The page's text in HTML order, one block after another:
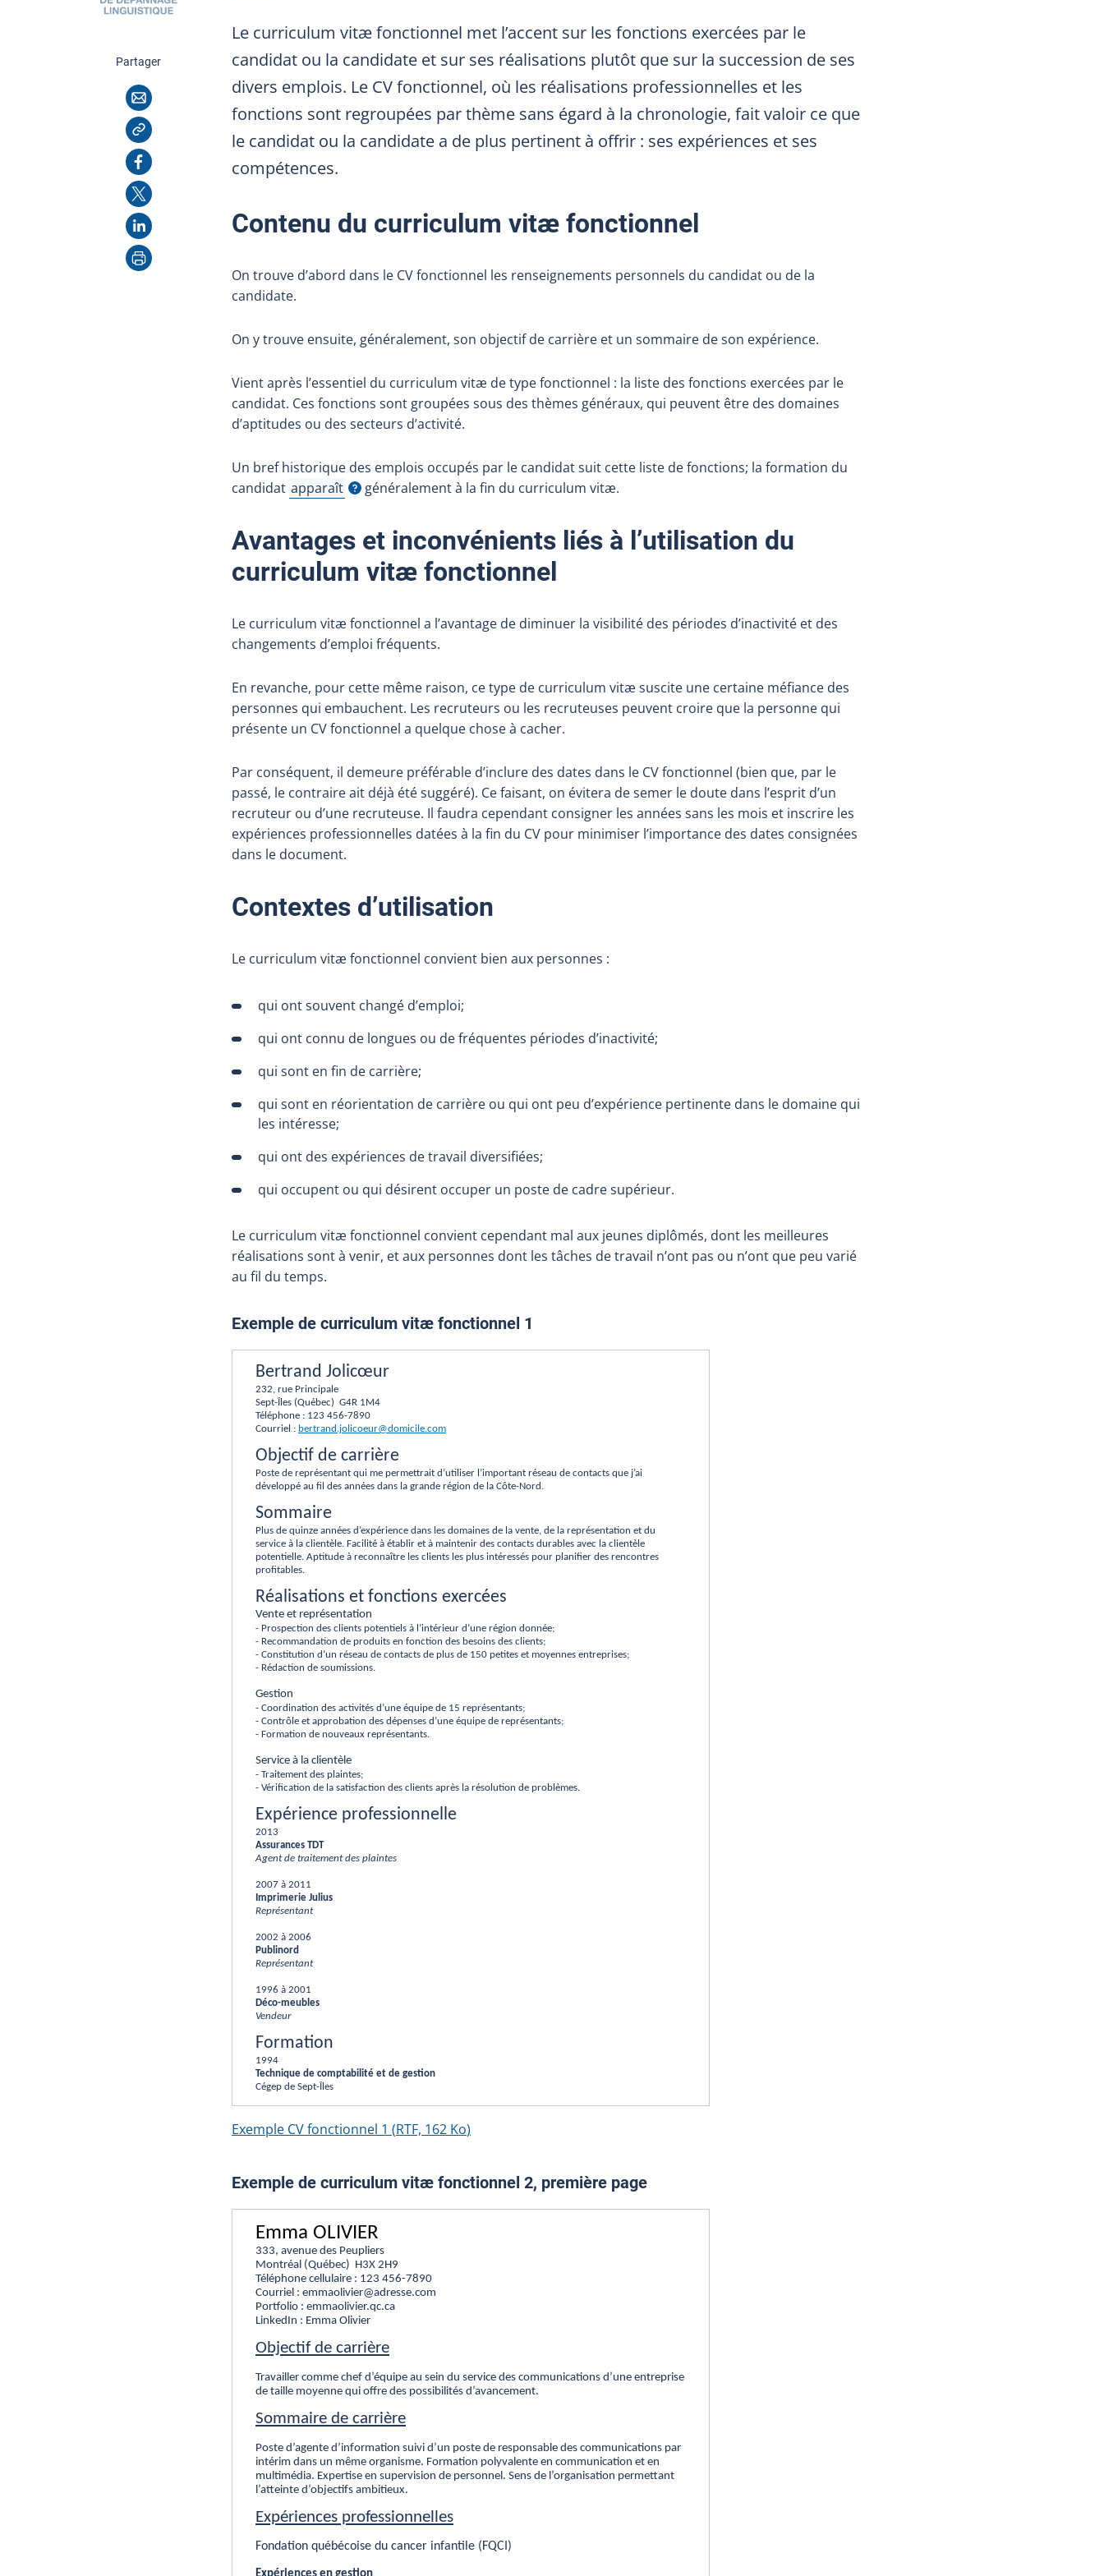
Partagercette page
Courriel
Copier l'adresse
Facebook
X
LinkedIn
Imprimer
Le curriculum vitæ fonctionnel met l’accent sur les fonctions exercées par le
candidat ou la candidate et sur ses réalisations plutôt que sur la succession de ses
divers emplois. Le CV fonctionnel, où les réalisations professionnelles et les
fonctions sont regroupées par thème sans égard à la chronologie, fait valoir ce que
le candidat ou la candidate a de plus pertinent à offrir : ses expériences et ses
compétences.
Contenu du curriculum vitæ fonctionnel
On trouve d’abord dans le CV fonctionnel les renseignements personnels du candidat ou de la
candidate.
On y trouve ensuite, généralement, son objectif de carrière et un sommaire de son expérience.
Vient après l’essentiel du curriculum vitæ de type fonctionnel : la liste des fonctions exercées par le
candidat. Ces fonctions sont groupées sous des thèmes généraux, qui peuvent être des domaines
d’aptitudes ou des secteurs d’activité.
Un bref historique des emplois occupés par le candidat suit cette liste de fonctions; la formation du
candidat apparaît
Afficher l'infobullegénéralement à la fin du curriculum vitæ.
Avantages et inconvénients liés à l’utilisation du
curriculum vitæ fonctionnel
Le curriculum vitæ fonctionnel a l’avantage de diminuer la visibilité des périodes d’inactivité et des
changements d’emploi fréquents.
En revanche, pour cette même raison, ce type de curriculum vitæ suscite une certaine méfiance des
personnes qui embauchent. Les recruteurs ou les recruteuses peuvent croire que la personne qui
présente un CV fonctionnel a quelque chose à cacher.
Par conséquent, il demeure préférable d’inclure des dates dans le CV fonctionnel (bien que, par le
passé, le contraire ait déjà été suggéré). Ce faisant, on évitera de semer le doute dans l’esprit d’un
recruteur ou d’une recruteuse. Il faudra cependant consigner les années sans les mois et inscrire les
expériences professionnelles datées à la fin du CV pour minimiser l’importance des dates consignées
dans le document.
Contextes d’utilisation
Le curriculum vitæ fonctionnel convient bien aux personnes :
qui ont souvent changé d’emploi;
qui ont connu de longues ou de fréquentes périodes d’inactivité;
qui sont en fin de carrière;
qui sont en réorientation de carrière ou qui ont peu d’expérience pertinente dans le domaine qui
les intéresse;
qui ont des expériences de travail diversifiées;
qui occupent ou qui désirent occuper un poste de cadre supérieur.
Le curriculum vitæ fonctionnel convient cependant mal aux jeunes diplômés, dont les meilleures
réalisations sont à venir, et aux personnes dont les tâches de travail n’ont pas ou n’ont que peu varié
au fil du temps.
Exemple de curriculum vitæ fonctionnel 1
Bertrand Jolicœur
232, rue Principale
Sept-Îles (Québec) G4R 1M4
Téléphone : 123 456-7890
Courriel : bertrand.jolicoeur@domicile.com
Objectif de carrière
Poste de représentant qui me permettrait d’utiliser l’important réseau de contacts que j’ai
développé au fil des années dans la grande région de la Côte-Nord.
Sommaire
Plus de quinze années d’expérience dans les domaines de la vente, de la représentation et du
service à la clientèle. Facilité à établir et à maintenir des contacts durables avec la clientèle
potentielle. Aptitude à reconnaître les clients les plus intéressés pour planifier des rencontres
profitables.
Réalisations et fonctions exercées
Vente et représentation
- Prospection des clients potentiels à l’intérieur d’une région donnée;
- Recommandation de produits en fonction des besoins des clients;
- Constitution d’un réseau de contacts de plus de 150 petites et moyennes entreprises;
- Rédaction de soumissions.
Gestion
- Coordination des activités d’une équipe de 15 représentants;
- Contrôle et approbation des dépenses d’une équipe de représentants;
- Formation de nouveaux représentants.
Service à la clientèle
- Traitement des plaintes;
- Vérification de la satisfaction des clients après la résolution de problèmes.
Expérience professionnelle
2013
Assurances TDT
Agent de traitement des plaintes
2007 à 2011
Imprimerie Julius
Représentant
2002 à 2006
Publinord
Représentant
1996 à 2001
Déco-meubles
Vendeur
Formation
1994
Technique de comptabilité et de gestion
Cégep de Sept-Îles
Exemple CV fonctionnel 1 (RTF, 162 Ko)
Exemple de curriculum vitæ fonctionnel 2, première page
Emma OLIVIER
333, avenue des Peupliers
Montréal (Québec) H3X 2H9
Téléphone cellulaire : 123 456-7890
Courriel : emmaolivier@adresse.com
Portfolio : emmaolivier.qc.ca
LinkedIn : Emma Olivier
Objectif de carrière
Travailler comme chef d’équipe au sein du service des communications d’une entreprise
de taille moyenne qui offre des possibilités d’avancement.
Sommaire de carrière
Poste d’agente d’information suivi d’un poste de responsable des communications par
intérim dans un même organisme. Formation polyvalente en communication et en
multimédia. Expertise en supervision de personnel. Sens de l’organisation permettant
l’atteinte d’objectifs ambitieux.
Expériences professionnelles
Fondation québécoise du cancer infantile (FQCI)